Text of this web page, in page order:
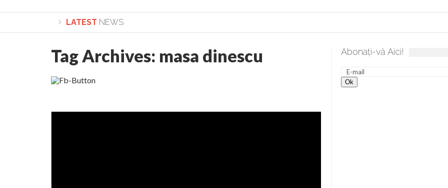
LATEST NEWS
Lepădarea de sine și urmarea lui Hristos. Calea spre desăvârșire. Gând de duminică de Elena Solunca Moise
Tag Archives: masa dinescu Abonați-vă Aici!